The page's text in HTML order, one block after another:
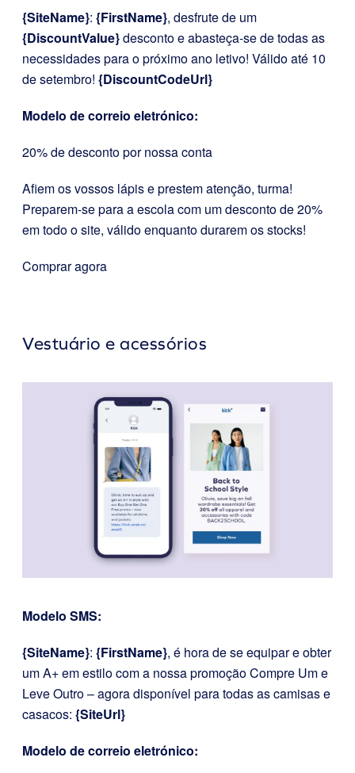
{SiteName}: {FirstName}, desfrute de um
{DiscountValue}desconto e abasteça-se de todas as
necessidades para o próximo ano letivo! Válido até 10
de setembro! {DiscountCodeUrl}
Modelo de correio eletrónico:
20% de desconto por nossa conta
Afiem os vossos lápis e prestem atenção, turma!
Preparem-se para a escola com um desconto de 20%
em todo o site, válido enquanto durarem os stocks!
Comprar agora
Vestuário e acessórios
Modelo SMS:
{SiteName}: {FirstName}, é hora de se equipar e obter
um A+ em estilo com a nossa promoção Compre Um e
Leve Outro – agora disponível para todas as camisas e
casacos: {SiteUrl}
Modelo de correio eletrónico: